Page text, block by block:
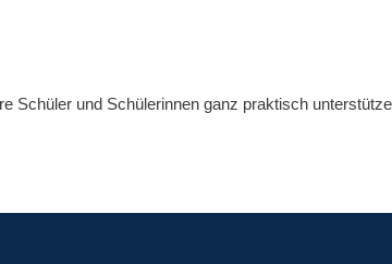
Schüler und Schülerinnen ganz praktisch